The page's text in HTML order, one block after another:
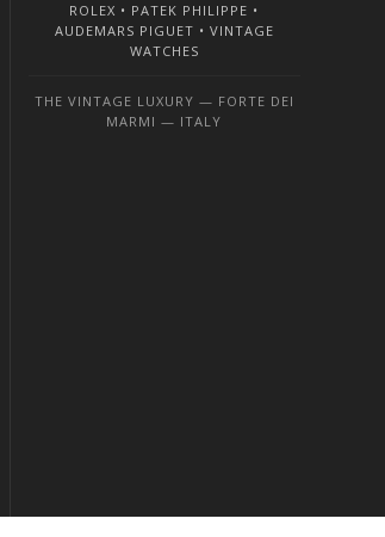
ROLEX • PATEK PHILIPPE •
AUDEMARS PIGUET • VINTAGE
WATCHES
THE VINTAGE LUXURY — FORTE DEI
MARMI — ITALY